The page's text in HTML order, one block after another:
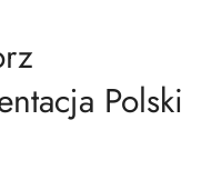
Polski